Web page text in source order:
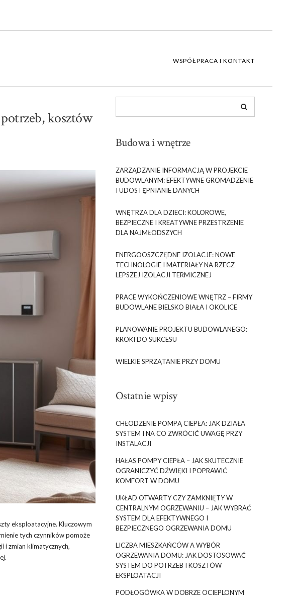
WSPÓŁPRACA I KONTAKT
kosztów
eksploatacyjne. Kluczowym
tych czynników pomoże
i zmian klimatycznych,
Budowa i wnętrze
ZARZĄDZANIE INFORMACJĄ W PROJEKCIE
BUDOWLANYM: EFEKTYWNE GROMADZENIE
I UDOSTĘPNIANIE DANYCH
WNĘTRZA DLA DZIECI: KOLOROWE,
BEZPIECZNE I KREATYWNE PRZESTRZENIE
DLA NAJMŁODSZYCH
ENERGOOSZCZĘDNE IZOLACJE: NOWE
TECHNOLOGIE I MATERIAŁY NA RZECZ
LEPSZEJ IZOLACJI TERMICZNEJ
PRACE WYKOŃCZENIOWE WNĘTRZ – FIRMY
BUDOWLANE BIELSKO BIAŁA I OKOLICE
PLANOWANIE PROJEKTU BUDOWLANEGO:
KROKI DO SUKCESU
WIELKIE SPRZĄTANIE PRZY DOMU
Ostatnie wpisy
CHŁODZENIE POMPĄ CIEPŁA: JAK DZIAŁA
SYSTEM I NA CO ZWRÓCIĆ UWAGĘ PRZY
INSTALACJI
HAŁAS POMPY CIEPŁA – JAK SKUTECZNIE
OGRANICZYĆ DŹWIĘKI I POPRAWIĆ
KOMFORT W DOMU
UKŁAD OTWARTY CZY ZAMKNIĘTY W
CENTRALNYM OGRZEWANIU – JAK WYBRAĆ
SYSTEM DLA EFEKTYWNEGO I
BEZPIECZNEGO OGRZEWANIA DOMU
LICZBA MIESZKAŃCÓW A WYBÓR
OGRZEWANIA DOMU: JAK DOSTOSOWAĆ
SYSTEM DO POTRZEB I KOSZTÓW
EKSPLOATACJI
PODŁOGÓWKA W DOBRZE OCIEPLONYM